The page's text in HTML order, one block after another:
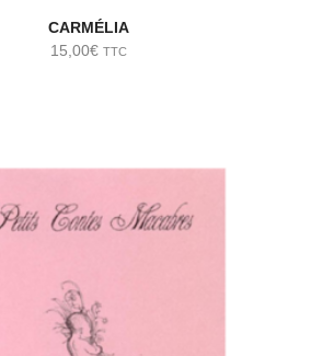
CARMÉLIA
15,00€ TTC